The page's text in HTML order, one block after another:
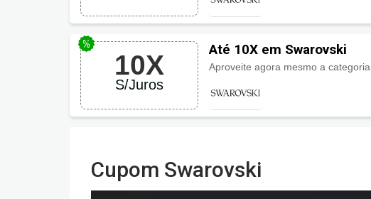
10X
S/Juros
Até 10X em Swarovski
Cupom Swarovski